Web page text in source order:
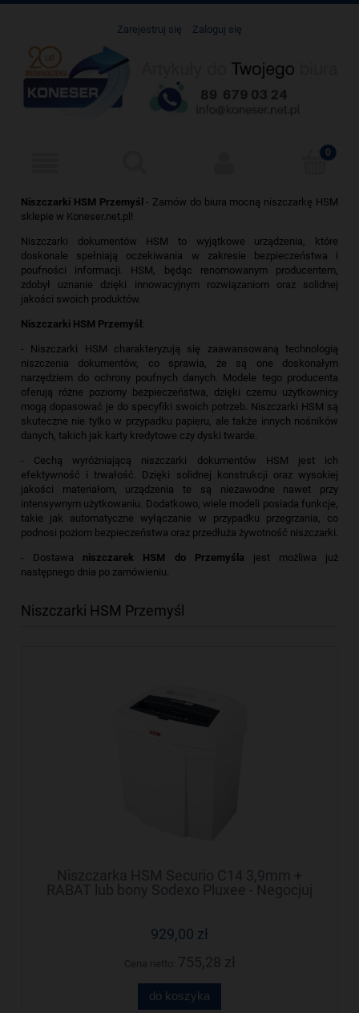
Zarejestruj się Zaloguj się
Niszczarki HSM Przemyśl - Zamów do biura mocną niszczarkę HSM
sklepie w Koneser.net.pl!
Niszczarki dokumentów HSM to wyjątkowe urządzenia, które
doskonale spełniają oczekiwania w zakresie bezpieczeństwa i
poufności informacji. HSM, będąc renomowanym producentem,
zdobył uznanie dzięki innowacyjnym rozwiązaniom oraz solidnej
jakości swoich produktów.
Niszczarki HSM Przemyśl :
- Niszczarki HSM charakteryzują się zaawansowaną technologią
niszczenia dokumentów, co sprawia, że są one doskonałym
narzędziem do ochrony poufnych danych. Modele tego producenta
oferują różne poziomy bezpieczeństwa, dzięki czemu użytkownicy
mogą dopasować je do specyfiki swoich potrzeb. Niszczarki HSM są
skuteczne nie tylko w przypadku papieru, ale także innych nośników
danych, takich jak karty kredytowe czy dyski twarde.
- Cechą wyróżniającą niszczarki dokumentów HSM jest ich
efektywność i trwałość. Dzięki solidnej konstrukcji oraz wysokiej
jakości materiałom, urządzenia te są niezawodne nawet przy
intensywnym użytkowaniu. Dodatkowo, wiele modeli posiada funkcje,
takie jak automatyczne wyłączanie w przypadku przegrzania, co
podnosi poziom bezpieczeństwa oraz przedłuża żywotność niszczarki.
- Dostawa niszczarek HSM do Przemyśla jest możliwa już
następnego dnia po zamówieniu.
Niszczarki HSM Przemyśl
Niszczarka HSM Securio C14 3,9mm +
RABAT lub bony Sodexo Pluxee - Negocjuj
929,00 zł
do koszyka